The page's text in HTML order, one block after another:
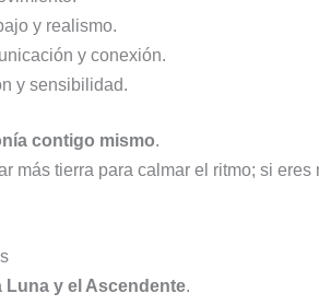
y realismo.
y conexión.
y sensibilidad.
contigo mismo.
más tierra para calmar el ritmo; si
Luna y el Ascendente.